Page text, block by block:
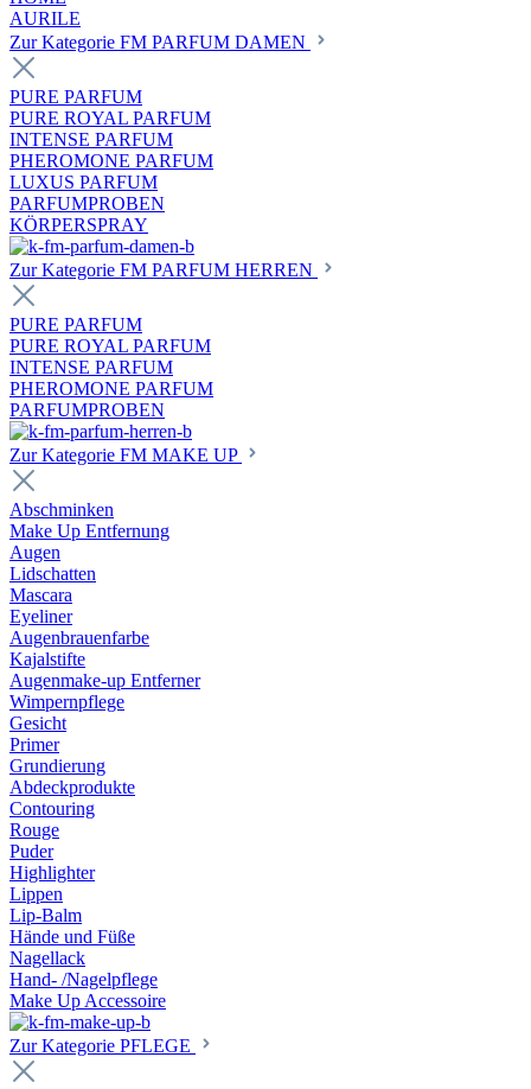
AURILE
Zur Kategorie FM PARFUM DAMEN
PURE PARFUM
PURE ROYAL PARFUM
INTENSE PARFUM
PHEROMONE PARFUM
LUXUS PARFUM
PARFUMPROBEN
KÖRPERSPRAY
Zur Kategorie FM PARFUM HERREN
PURE PARFUM
PURE ROYAL PARFUM
INTENSE PARFUM
PHEROMONE PARFUM
PARFUMPROBEN
Zur Kategorie FM MAKE UP
Abschminken
Make Up Entfernung
Augen
Lidschatten
Mascara
Eyeliner
Augenbrauenfarbe
Kajalstifte
Augenmake-up Entferner
Wimpernpflege
Gesicht
Primer
Grundierung
Abdeckprodukte
Contouring
Rouge
Puder
Highlighter
Lippen
Lip-Balm
Hände und Füße
Nagellack
Hand- /Nagelpflege
Make Up Accessoire
Zur Kategorie PFLEGE